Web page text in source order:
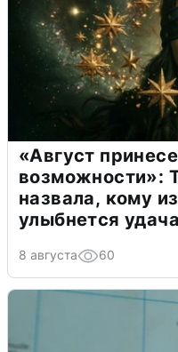
«Август
возможности»:
назвала, кому
улыбнется удача
8 августа 60